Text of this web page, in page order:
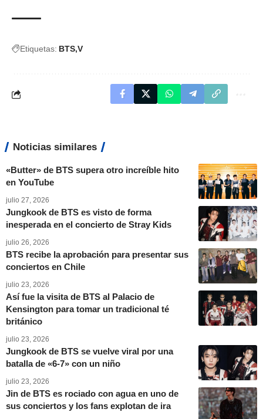
Etiquetas: BTS V
Noticias similares
«Butter» de BTS supera otro increíble hito
en YouTube
julio 27, 2026
Jungkook de BTS es visto de forma
inesperada en el concierto de Stray Kids
julio 26, 2026
BTS recibe la aprobación para presentar sus
conciertos en Chile
julio 23, 2026
Así fue la visita de BTS al Palacio de
Kensington para tomar un tradicional té
británico
julio 23, 2026
Jungkook de BTS se vuelve viral por una
batalla de «6-7» con un niño
julio 23, 2026
Jin de BTS es rociado con agua en uno de
sus conciertos y los fans explotan de ira